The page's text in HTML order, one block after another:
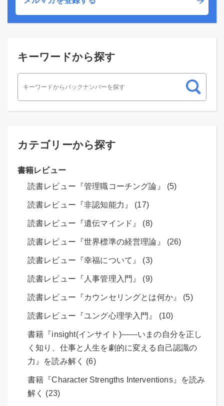
キーワードから探す
カテゴリーから探す
書籍レビュー
読書レビュー『管理職コーチング論』 (5)
読書レビュー『非認知能力』 (17)
読書レビュー『遺伝マインド』 (8)
読書レビュー『世界標準の経営理論』 (26)
読書レビュー『幸福について』 (3)
読書レビュー『人事管理入門』 (9)
読書レビュー『カウンセリングとは何か』 (5)
読書レビュー『ユング心理学入門』 (10)
書籍『insight(インサイト)――いまの自分を正し
く知り、仕事と人生を劇的に変える自己認識の
力』を読み解く (6)
書籍『Character Strengths Interventions』を読み
解く (23)